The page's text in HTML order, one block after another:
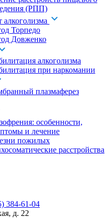
(РПП)
алкоголизма
Торпедо
Довженко
алкоголизма
при наркомании
плазмаферез
особенности,
и лечение
пожилых
расстройства
384-61-04
, д. 22